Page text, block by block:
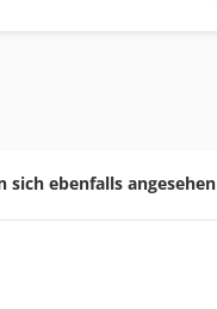
sich ebenfalls angesehen